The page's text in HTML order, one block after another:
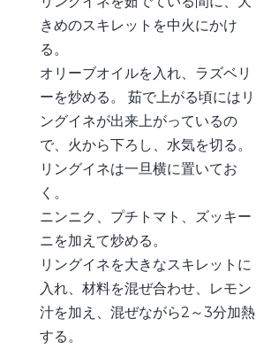
きめのスキレットを中火にかけ
る。
オリーブオイルを入れ、ラズベリ
ーを炒める。 茹で上がる頃にはリ
ングイネが出来上がっているの
で、火から下ろし、水気を切る。
リングイネは一旦横に置いてお
く。
ニンニク、プチトマト、ズッキー
ニを加えて炒める。
リングイネを大きなスキレットに
入れ、材料を混ぜ合わせ、レモン
汁を加え、混ぜながら2～3分加熱
する。